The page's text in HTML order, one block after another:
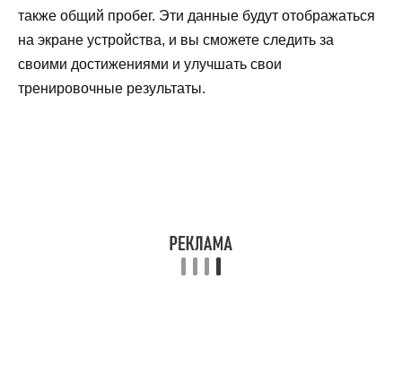
также общий пробег. Эти данные будут отображаться
на экране устройства, и вы сможете следить за
своими достижениями и улучшать свои
тренировочные результаты.